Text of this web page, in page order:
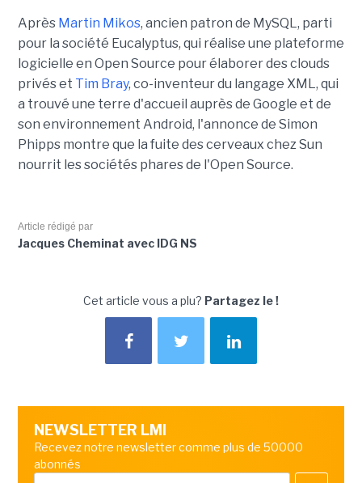
Après Martin Mikos, ancien patron de MySQL, parti
pour la société Eucalyptus, qui réalise une plateforme
logicielle en Open Source pour élaborer des clouds
privés et Tim Bray, co-inventeur du langage XML, qui
a trouvé une terre d'accueil auprès de Google et de
son environnement Android, l'annonce de Simon
Phipps montre que la fuite des cerveaux chez Sun
nourrit les sociétés phares de l'Open Source.
Article rédigé par
Jacques Cheminat avec IDG NS
Cet article vous a plu? Partagez le !
NEWSLETTER LMI
Recevez notre newsletter comme plus de 50000
abonnés